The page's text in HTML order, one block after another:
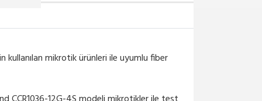
Mikrotik RJ45 SFP 10/100...
LC-LC (MM) MULTI MODE
kullanılan mikrotik ürünleri ile uyumlu fiber